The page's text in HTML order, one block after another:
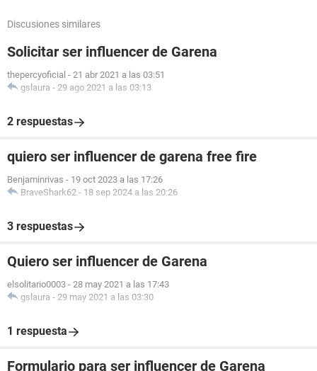
Discusiones similares
Solicitar ser influencer de Garena
thepercyoficial - 21 abr 2021 a las 03:51
gslaura - 29 ago 2021 a las 03:13
2 respuestas
quiero ser influencer de garena free fire
Benjaminrivas - 19 oct 2023 a las 17:26
BraveShark62 - 18 sep 2024 a las 20:26
3 respuestas
Quiero ser influencer de Garena
elsolitario0003 - 28 may 2021 a las 17:43
gslaura - 29 may 2021 a las 03:30
1 respuesta
Formulario para ser influencer de Garena